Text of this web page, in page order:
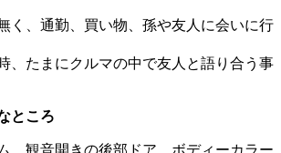
く、通勤、買い物、孫や友人に会いに行
、たまにクルマの中で友人と語り合う事
ところ
、観音開きの後部ドア、ボディーカラー